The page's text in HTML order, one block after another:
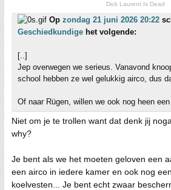
Dick Laurent Is Dead
Op zondag 21 juni 2026 20:22
Geschiedkundige het volgende:
[..]
Jep overwegen we serieus. Vanavond
school hebben ze wel gelukkig airco, dus
Of naar Rügen, willen we ook nog heen een
Niet om je te trollen want dat denk jij
why?
Je bent als we het moeten geloven een
een airco in iedere kamer en ook nog
koelvesten... Je bent echt zwaar